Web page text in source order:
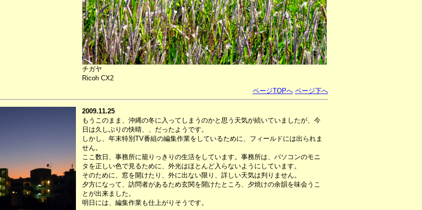
チガヤ
Ricoh CX2
ページTOPへ ページ下へ
2009.11.25
もうこのまま、沖縄の冬に入ってしまうのかと思う天気が続いていましたが、今
日は久しぶりの快晴、、だったようです。
しかし、年末特別TV番組の編集作業をしているために、フィールドには出られま
せん。
ここ数日、事務所に籠りっきりの生活をしています。事務所は、パソコンのモニ
タを正しい色で見るために、外光はほとんど入らないようにしています。
そのために、窓を開けたり、外に出ない限り、詳しい天気は判りません。
夕方になって、訪問者があるため玄関を開けたところ、夕焼けの余韻を味会うこ
とが出来ました。
明日には、編集作業も仕上がりそうです。